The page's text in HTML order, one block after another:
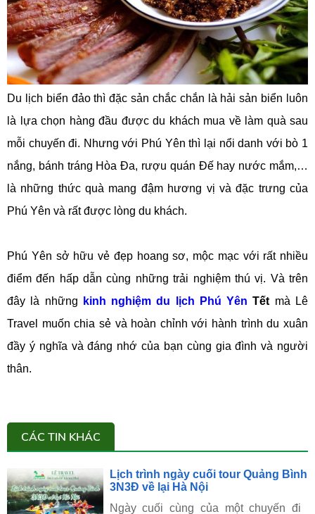
Du lịch biển đảo thì đặc sản chắc chắn là hải sản biển luôn
là lựa chọn hàng đầu được du khách mua về làm quà sau
mỗi chuyến đi. Nhưng với Phú Yên thì lại nổi danh với bò 1
nắng, bánh tráng Hòa Đa, rượu quán Đế hay nước mắm,…
là những thức quà mang đậm hương vị và đặc trưng của
Phú Yên và rất được lòng du khách.
Phú Yên sở hữu vẻ đẹp hoang sơ, mộc mạc với rất nhiều
điểm đến hấp dẫn cùng những trải nghiệm thú vị. Và trên
đây là những
kinh nghiệm du lịch Phú Yên Tết mà Lê
Travel muốn chia sẻ và hoàn chỉnh với hành trình du xuân
đầy ý nghĩa và đáng nhớ của bạn cùng gia đình và người
thân.
CÁC TIN KHÁC
Lịch trình ngày cuối tour Quảng Bình
3N3Đ về lại Hà Nội
Ngày cuối cùng của một chuyến đi